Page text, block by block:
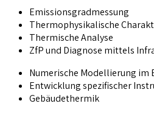
Emissionsgradmessung
Thermophysikalische
Thermische Analyse
ZfP und Diagnose mittels
Numerische Modellierung im
Entwicklung spezifischer
Gebäudethermik